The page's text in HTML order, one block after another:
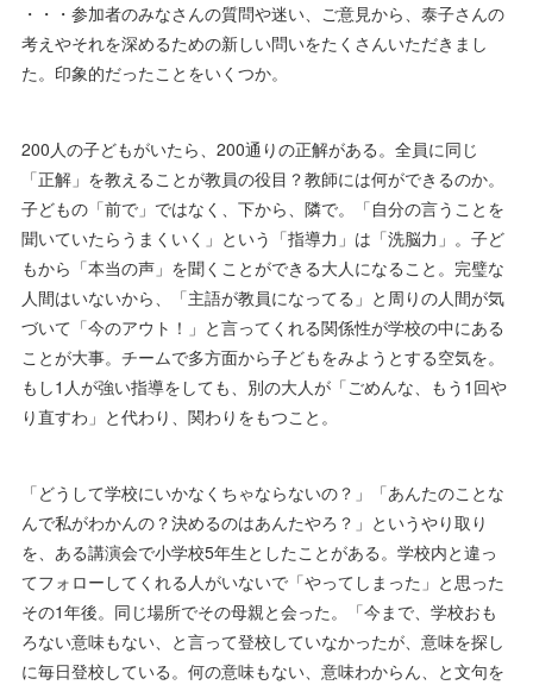
・・・参加者のみなさんの質問や迷い、ご意見から、泰子さんの
考えやそれを深めるための新しい問いをたくさんいただきまし
た。印象的だったことをいくつか。
200人の子どもがいたら、200通りの正解がある。全員に同じ
「正解」を教えることが教員の役目？教師には何ができるのか。
子どもの「前で」ではなく、下から、隣で。「自分の言うことを
聞いていたらうまくいく」という「指導力」は「洗脳力」。子ど
もから「本当の声」を聞くことができる大人になること。完璧な
人間はいないから、「主語が教員になってる」と周りの人間が気
づいて「今のアウト！」と言ってくれる関係性が学校の中にある
ことが大事。チームで多方面から子どもをみようとする空気を。
もし1人が強い指導をしても、別の大人が「ごめんな、もう1回や
り直すわ」と代わり、関わりをもつこと。
「どうして学校にいかなくちゃならないの？」「あんたのことな
んで私がわかんの？決めるのはあんたやろ？」というやり取り
を、ある講演会で小学校5年生としたことがある。学校内と違っ
てフォローしてくれる人がいないで「やってしまった」と思った
その1年後。同じ場所でその母親と会った。「今まで、学校おも
ろない意味もない、と言って登校していなかったが、意味を探し
に毎日登校している。何の意味もない、意味わからん、と文句を